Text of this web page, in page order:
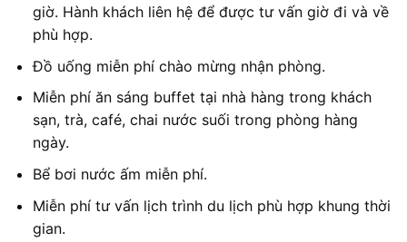
giờ. Hành khách liên hệ để được tư vấn giờ đi và về
phù hợp.
Đồ uống miễn phí chào mừng nhận phòng.
Miễn phí ăn sáng buffet tại nhà hàng trong khách
sạn, trà, café, chai nước suối trong phòng hàng
ngày.
Bể bơi nước ấm miễn phí.
Miễn phí tư vấn lịch trình du lịch phù hợp khung thời
gian.